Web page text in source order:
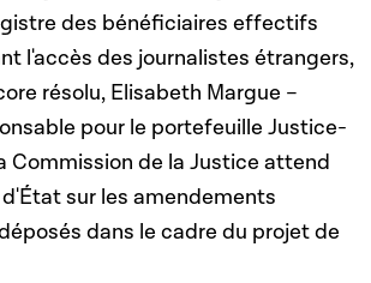
des bénéficiaires effectifs
l'accès des journalistes étrangers,
résolu, Elisabeth Margue –
pour le portefeuille Justice-
Commission de la Justice attend
sur les amendements
dans le cadre du projet de